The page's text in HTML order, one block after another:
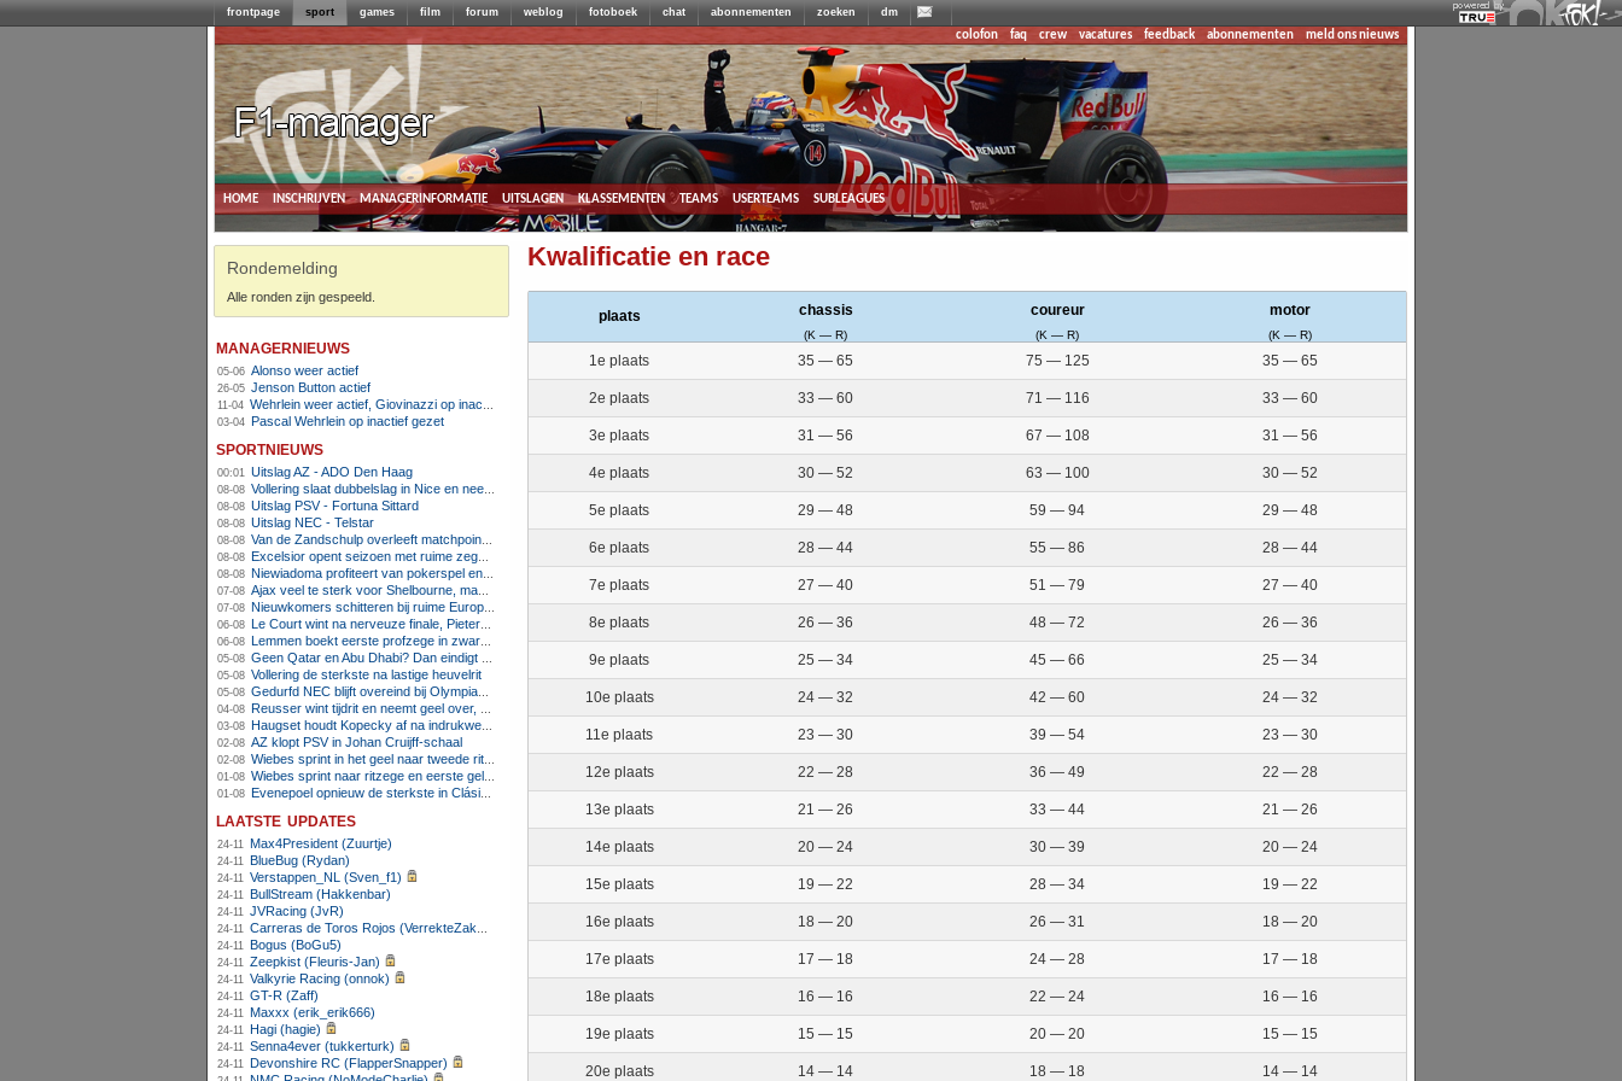
frontpage sport games film forum weblog fotoboek chat abonnementen zoeken dm
colofon faq crew vacatures feedback abonnementen meld ons nieuws
home inschrijven managerinformatie uitslagen klassementen teams userteams subleagues
Rondemelding
Alle ronden zijn gespeeld.
managernieuws
05-06 Alonso weer actief
26-05 Jenson Button actief
11-04 Wehrlein weer actief, Giovinazzi op inactief
03-04 Pascal Wehrlein op inactief gezet
sportnieuws
00:01 Uitslag AZ - ADO Den Haag
08-08 Vollering slaat dubbelslag in Nice en neemt geel over
08-08 Uitslag PSV - Fortuna Sittard
08-08 Uitslag NEC - Telstar
08-08 Van de Zandschulp overleeft matchpoints, ook Griekspoor verder in Montreal
08-08 Excelsior opent seizoen met ruime zege op promovendus Cambuur
08-08 Niewiadoma profiteert van pokerspel en grijpt geel op Ventoux
07-08 Ajax veel te sterk voor Shelbourne, maar houdt schade beperkt
07-08 Nieuwkomers schitteren bij ruime Europese zege FC Twente
06-08 Le Court wint na nerveuze finale, Pieterse derde
06-08 Lemmen boekt eerste profzege in zware Ronde van Polen-rit
05-08 Geen Qatar en Abu Dhabi? Dan eindigt Formule 1-seizoen mogelijk in Europa
05-08 Vollering de sterkste na lastige heuvelrit
05-08 Gedurfd NEC blijft overeind bij Olympiakos
04-08 Reusser wint tijdrit en neemt geel over, Nooijen knap tweede
03-08 Haugset houdt Kopecky af na indrukwekkende solo van 86 kilometer
02-08 AZ klopt PSV in Johan Cruijff-schaal
02-08 Wiebes sprint in het geel naar tweede ritzege
01-08 Wiebes sprint naar ritzege en eerste gele trui in Tour Femmes
01-08 Evenepoel opnieuw de sterkste in Clásica San Sebastián
laatste updates
24-11 Max4President (Zuurtje)
24-11 BlueBug (Rydan)
24-11 Verstappen_NL (Sven_f1)
24-11 BullStream (Hakkenbar)
24-11 JVRacing (JvR)
24-11 Carreras de Toros Rojos (VerrekteZakHooi)
24-11 Bogus (BoGu5)
24-11 Zeepkist (Fleuris-Jan)
24-11 Valkyrie Racing (onnok)
24-11 GT-R (Zaff)
24-11 Maxxx (erik_erik666)
24-11 Hagi (hagie)
24-11 Senna4ever (tukkerturk)
24-11 Devonshire RC (FlapperSnapper)
Kwalificatie en race
plaats chassis coureur motor
(K — R) (K — R) (K — R)
1e plaats 35 — 65 75 — 125 35 — 65
2e plaats 33 — 60 71 — 116 33 — 60
3e plaats 31 — 56 67 — 108 31 — 56
4e plaats 30 — 52 63 — 100 30 — 52
5e plaats 29 — 48 59 — 94 29 — 48
6e plaats 28 — 44 55 — 86 28 — 44
7e plaats 27 — 40 51 — 79 27 — 40
8e plaats 26 — 36 48 — 72 26 — 36
9e plaats 25 — 34 45 — 66 25 — 34
10e plaats 24 — 32 42 — 60 24 — 32
11e plaats 23 — 30 39 — 54 23 — 30
12e plaats 22 — 28 36 — 49 22 — 28
13e plaats 21 — 26 33 — 44 21 — 26
14e plaats 20 — 24 30 — 39 20 — 24
15e plaats 19 — 22 28 — 34 19 — 22
16e plaats 18 — 20 26 — 31 18 — 20
17e plaats 17 — 18 24 — 28 17 — 18
18e plaats 16 — 16 22 — 24 16 — 16
19e plaats 15 — 15 20 — 20 15 — 15
20e plaats 14 — 14 18 — 18 14 — 14